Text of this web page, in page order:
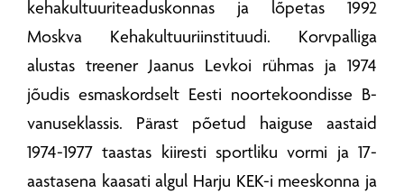
kehakultuuriteaduskonnas ja lõpetas 1992
Moskva Kehakultuuriinstituudi. Korvpalliga
alustas treener Jaanus Levkoi rühmas ja 1974
jõudis esmaskordselt Eesti noortekoondisse B-
vanuseklassis. Pärast põetud haiguse aastaid
1974-1977 taastas kiiresti sportliku vormi ja 17-
aastasena kaasati algul Harju KEK-i meeskonna ja